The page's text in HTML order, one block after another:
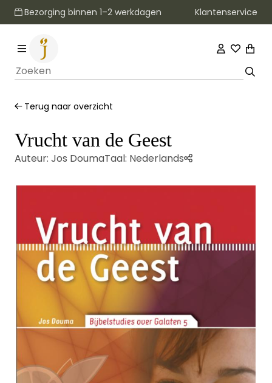
Bezorging binnen 1–2 werkdagen Klantenservice
Terug naar overzicht
Vrucht van de Geest
Auteur: Jos DoumaTaal: Nederlands